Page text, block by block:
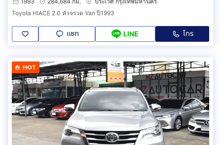
Toyota HIACE 2.0 หัวจรวด Van ปี1993
แชท LINE โทร
HOT